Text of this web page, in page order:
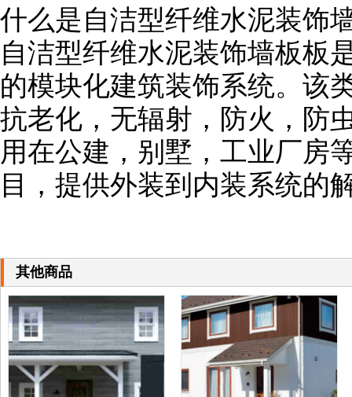
什么是自洁型纤维水泥装饰
自洁型纤维水泥装饰墙板板
的模块化建筑装饰系统。该
抗老化，无辐射，防火，防
用在公建，别墅，工业厂房
目，提供外装到内装系统的
其他商品